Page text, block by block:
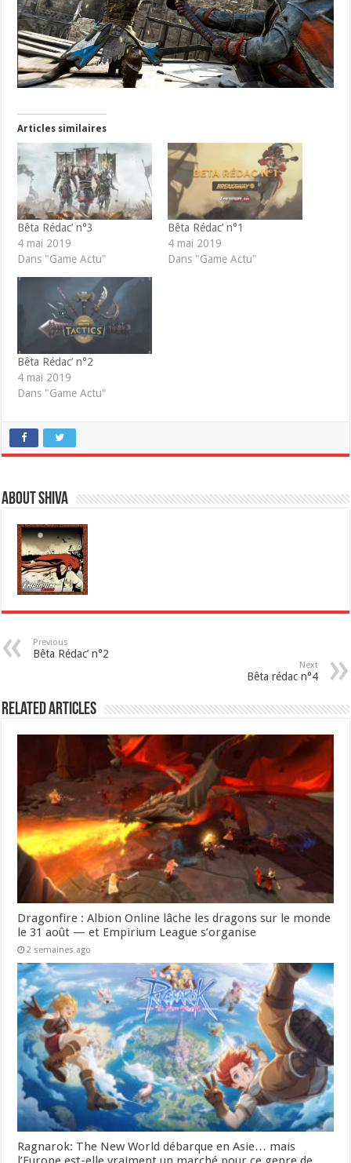
Articles similaires
Bêta Rédac’ n°3
4 mai 2019
Dans "Game Actu"
Bêta Rédac’ n°1
4 mai 2019
Dans "Game Actu"
Bêta Rédac’ n°2
4 mai 2019
Dans "Game Actu"
About Shiva
Previous
Bêta Rédac’ n°2
Next
Bêta rédac n°4
Related Articles
Dragonfire : Albion Online lâche les dragons sur le monde
le 31 août — et Empirium League s’organise
2 semaines ago
Ragnarok: The New World débarque en Asie… mais